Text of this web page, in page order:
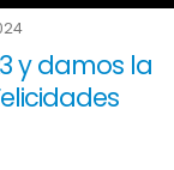
y damos la